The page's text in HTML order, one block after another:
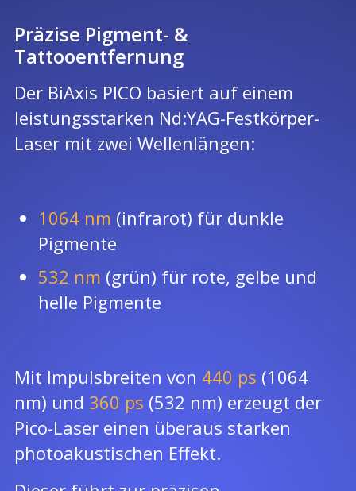
Präzise Pigment- &
Tattooentfernung
Der BiAxis PICO basiert auf einem
leistungsstarken Nd:YAG-Festkörper-
Laser mit zwei Wellenlängen:
1064 nm (infrarot) für dunkle
Pigmente
532 nm (grün) für rote, gelbe und
helle Pigmente
Mit Impulsbreiten von 440 ps (1064
nm) und 360 ps (532 nm) erzeugt der
Pico-Laser einen überaus starken
photoakustischen Effekt.